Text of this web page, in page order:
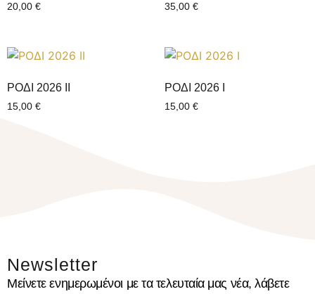
20,00 € 35,00 €
ΡΟΔΙ 2026 ΙI
15,00 €
ΡΟΔΙ 2026 Ι
15,00 €
Newsletter
Μείνετε ενημερωμένοι με τα τελευταία μας νέα, λάβετε